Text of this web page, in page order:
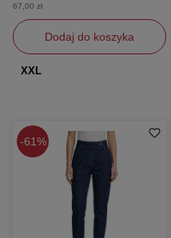
67,00 zł
Dodaj do koszyka
XXL
61%